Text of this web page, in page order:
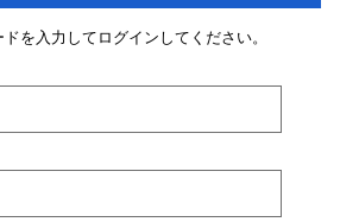
を入力してログインしてください。